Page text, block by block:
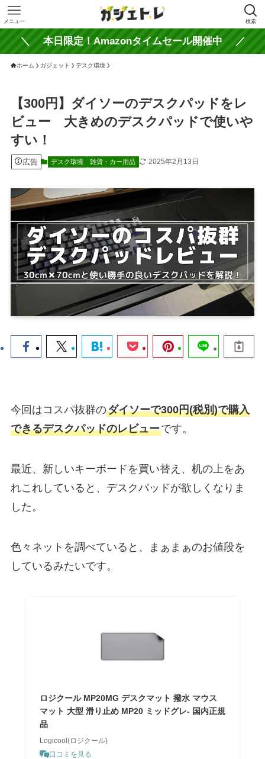
検索
メニュー
＼ 本日限定！Amazonタイムセール開催中 ／
ホーム ガジェット デスク環境
【300円】ダイソーのデスクパッドをレ
ビュー 大きめのデスクパッドで使いや
すい！
広告 デスク環境 雑貨・カー用品 2025年2月13日
今回はコスパ抜群のダイソーで300円(税別)で購入
できるデスクパッドのレビューです。
最近、新しいキーボードを買い替え、机の上をあ
れこれしていると、デスクパッドが欲しくなりま
した。
色々ネットを調べていると、まぁまぁのお値段を
しているみたいです。
ロジクール MP20MG デスクマット 撥水 マウス
マット 大型 滑り止め MP20 ミッドグレ- 国内正規
品
Logicool(ロジクール)
口コミを見る